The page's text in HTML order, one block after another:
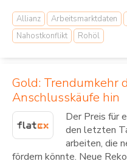
Allianz Arbeitsmarktdaten
Nahostkonflikt
Rohöl
Gold: Trendumkehr
Anschlusskäufe hin
Der Preis für
den letzten
arbeiten, die
fördern könnte. Neue